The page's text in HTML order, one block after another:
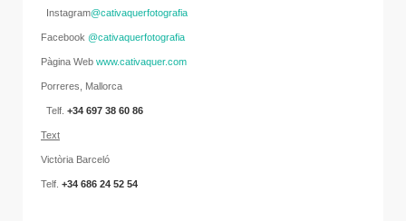
Instagram@cativaquerfotografia
Facebook @cativaquerfotografia
Pàgina Web www.cativaquer.com
Porreres, Mallorca
Telf. +34 697 38 60 86
Text
Victòria Barceló
Telf. +34 686 24 52 54